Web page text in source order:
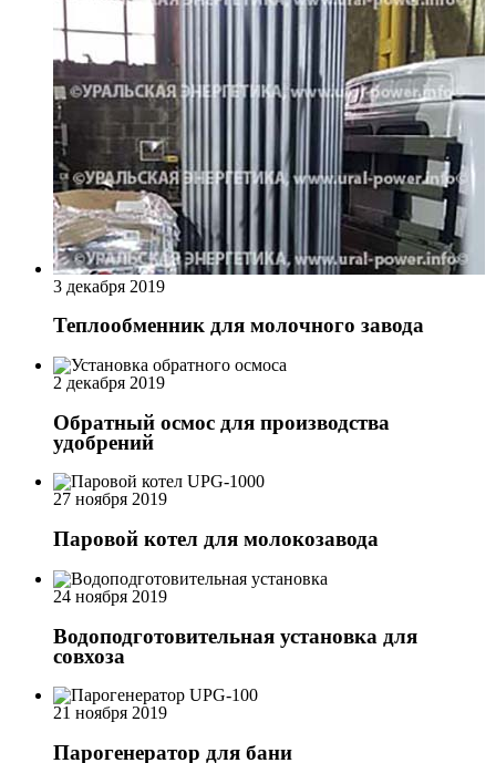
3 декабря 2019
Теплообменник для молочного завода
2 декабря 2019
Обратный осмос для производства
удобрений
27 ноября 2019
Паровой котел для молокозавода
24 ноября 2019
Водоподготовительная установка для
совхоза
21 ноября 2019
Парогенератор для бани